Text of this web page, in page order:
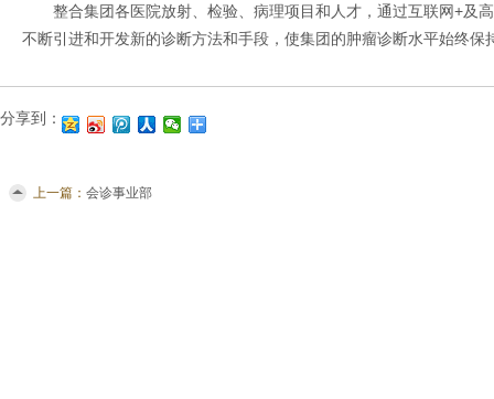
整合集团各医院放射、检验、病理项目和人才，通过互联网+及
不断引进和开发新的诊断方法和手段，使集团的肿瘤诊断水平始终保
分享到：
上一篇： 会诊事业部